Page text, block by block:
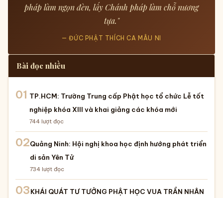
pháp làm ngọn đèn, lấy Chánh pháp làm chỗ nương
tựa."
— ĐỨC PHẬT THÍCH CA MÂU NI
Bài đọc nhiều
01 TP.HCM: Trường Trung cấp Phật học tổ chức Lễ tốt
nghiệp khóa XIII và khai giảng các khóa mới
744 lượt đọc
02Quảng Ninh: Hội nghị khoa học định hướng phát triển
di sản Yên Tử
734 lượt đọc
03KHÁI QUÁT TƯ TƯỞNG PHẬT HỌC VUA TRẦN NHÂN